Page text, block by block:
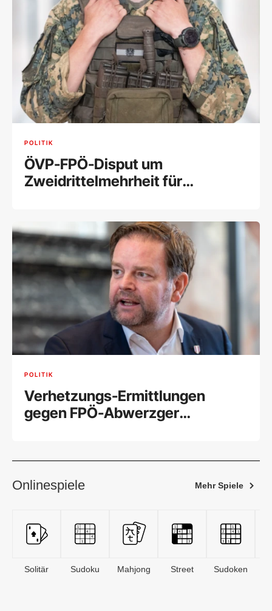
POLITIK
ÖVP-FPÖ-Disput um
Zweidrittelmehrheit für
POLITIK
Verhetzungs-Ermittlungen
gegen FPÖ-Abwerzger
Onlinespiele Mehr Spiele
Solitär Sudoku Mahjong Street Sudoken